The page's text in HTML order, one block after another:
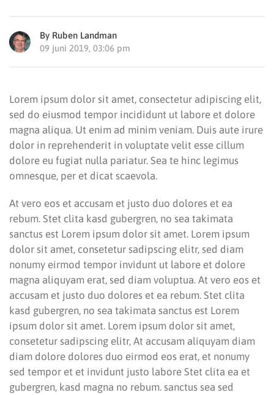
By Ruben Landman
09 juni 2019, 03:06 pm
Lorem ipsum dolor sit amet, consectetur adipiscing elit,
sed do eiusmod tempor incididunt ut labore et dolore
magna aliqua. Ut enim ad minim veniam. Duis aute irure
dolor in reprehenderit in voluptate velit esse cillum
dolore eu fugiat nulla pariatur. Sea te hinc legimus
omnesque, per et dicat scaevola.
At vero eos et accusam et justo duo dolores et ea
rebum. Stet clita kasd gubergren, no sea takimata
sanctus est Lorem ipsum dolor sit amet. Lorem ipsum
dolor sit amet, consetetur sadipscing elitr, sed diam
nonumy eirmod tempor invidunt ut labore et dolore
magna aliquyam erat, sed diam voluptua. At vero eos et
accusam et justo duo dolores et ea rebum. Stet clita
kasd gubergren, no sea takimata sanctus est Lorem
ipsum dolor sit amet. Lorem ipsum dolor sit amet,
consetetur sadipscing elitr, At accusam aliquyam diam
diam dolore dolores duo eirmod eos erat, et nonumy
sed tempor et et invidunt justo labore Stet clita ea et
gubergren, kasd magna no rebum. sanctus sea sed